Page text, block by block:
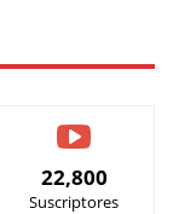
22,800
Suscriptores